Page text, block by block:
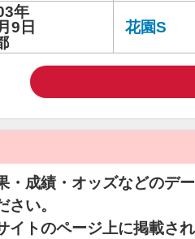
年
9日
花園S
・成績・オッズなどのデ
さい。
イトのページ上に掲載さ